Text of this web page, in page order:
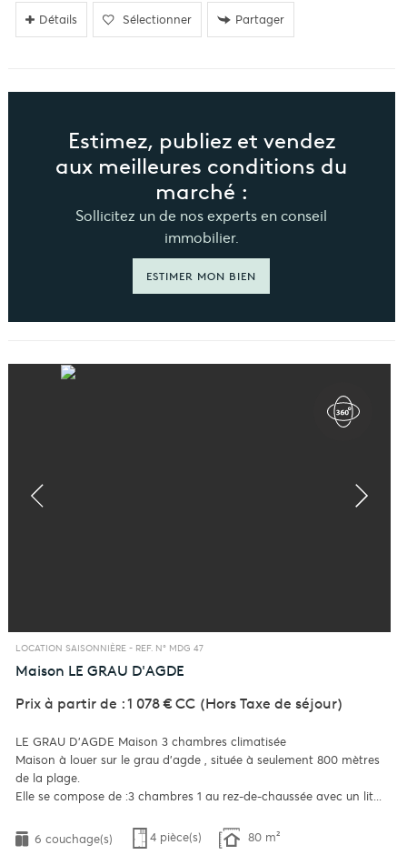
Détails Sélectionner Partager
Estimez, publiez et vendez
aux meilleures conditions du
marché :
Sollicitez un de nos experts en conseil
immobilier.
ESTIMER MON BIEN
LOCATION SAISONNIÈRE - REF. N° MDG 47
Maison LE GRAU D'AGDE
Prix à partir de : 1 078 €CC (Hors Taxe de séjour)
LE GRAU D'AGDE Maison 3 chambres climatisée
Maison à louer sur le grau d'agde , située à seulement 800 mètres
de la plage.
Elle se compose de :3 chambres 1 au rez-de-chaussée avec un lit...
6 couchage(s) 4 pièce(s) 80 m²